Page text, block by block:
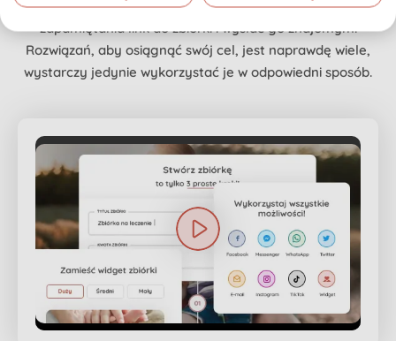
kanałów. Możesz również ustawić swój unikalny, prosty do
zapamiętania link do zbiórki i wysłać go znajomym.
Rozwiązań, aby osiągnąć swój cel, jest naprawdę wiele,
wystarczy jedynie wykorzystać je w odpowiedni sposób.